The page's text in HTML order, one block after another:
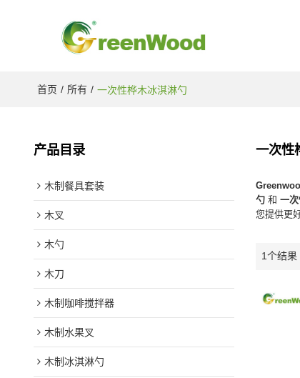
首页 / 所有 / 一次性桦木冰淇淋勺
产品目录
木制餐具套装
木叉
木勺
木刀
木制咖啡搅拌器
木制水果叉
木制冰淇淋勺
一次性
勺 和一
您提供更
1个结果